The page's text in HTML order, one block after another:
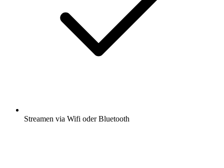
Streamen via Wifi oder Bluetooth